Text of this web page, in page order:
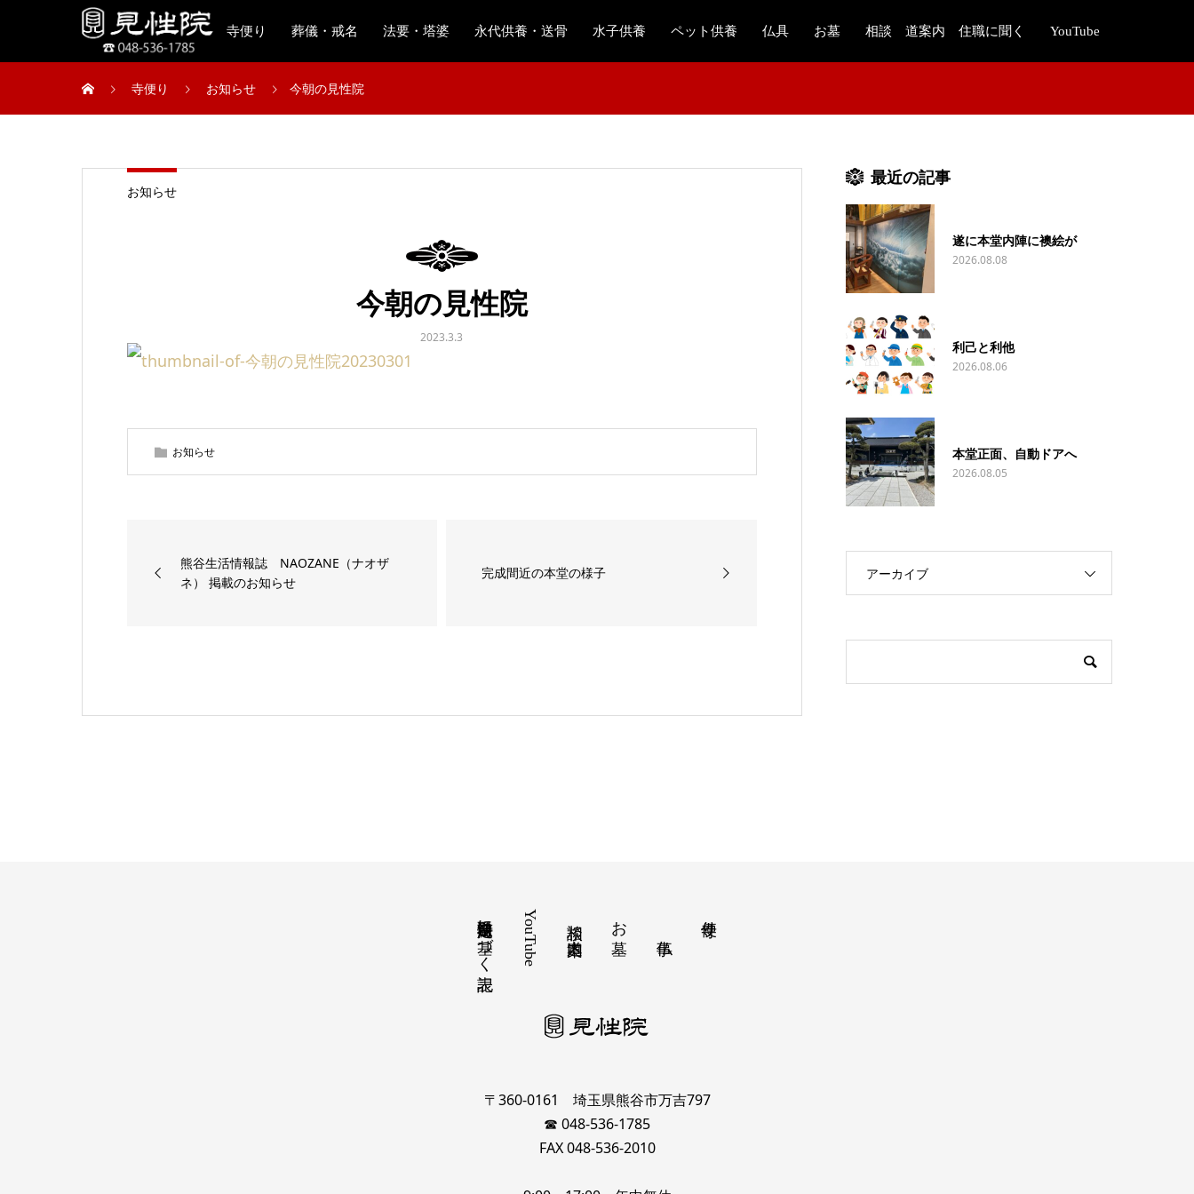
寺便り 葬儀・戒名 法要・塔婆 永代供養・送骨 水子供養 ペット供養 仏具 お墓 相談 道案内 住職に聞く YouTube
寺便り お知らせ 今朝の見性院
お知らせ
今朝の見性院
2023.3.3
お知らせ
熊谷生活情報誌 NAOZANE（ナオザ
ネ） 掲載のお知らせ
完成間近の本堂の様子
最近の記事
遂に本堂内陣に襖絵が
2026.08.08
利己と利他
2026.08.06
本堂正面、自動ドアへ
2026.08.05
アーカイブ
寺便り
お墓
YouTube
特定商取引法に基づく表記
〒360-0161 埼玉県熊谷市万吉797
☎ 048-536-1785
FAX 048-536-2010